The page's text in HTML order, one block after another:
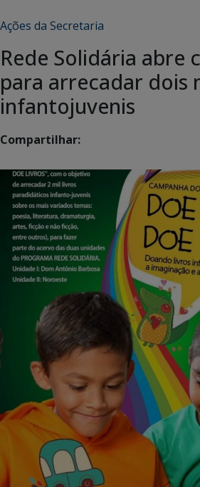
Ações da Secretaria
Rede Solidária abre
para arrecadar dois
infantojuvenis
Compartilhar: